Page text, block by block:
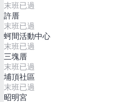
末班已過
許厝
末班已過
蚵間活動中心
末班已過
三塊厝
末班已過
埔頂社區
末班已過
昭明宮